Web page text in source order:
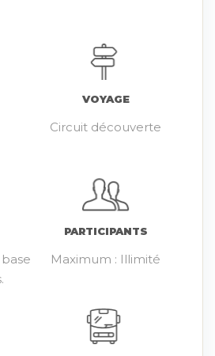
VOYAGE
Circuit découverte
PARTICIPANTS
Maximum : Illimité